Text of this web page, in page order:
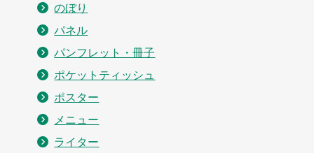
のぼり
パネル
パンフレット・冊子
ポケットティッシュ
ポスター
メニュー
ライター